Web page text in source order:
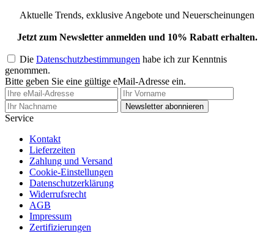
Aktuelle Trends, exklusive Angebote und Neuerscheinungen
Jetzt zum Newsletter anmelden und 10% Rabatt erhalten.
Die Datenschutzbestimmungen habe ich zur Kenntnis
genommen.
Bitte geben Sie eine gültige eMail-Adresse ein.
Newsletter abonnieren
Service
Kontakt
Lieferzeiten
Zahlung und Versand
Cookie-Einstellungen
Datenschutzerklärung
Widerrufsrecht
AGB
Impressum
Zertifizierungen